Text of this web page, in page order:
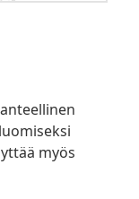
myös